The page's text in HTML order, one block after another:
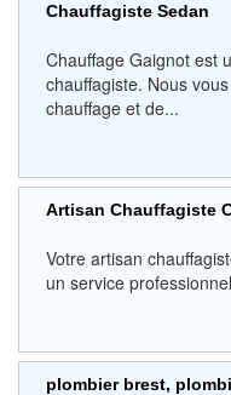
Chauffagiste Sedan
Chauffage Gaignot est
chauffagiste. Nous
chauffage et de...
Artisan Chauffagiste
Votre artisan
un service
plombier brest,